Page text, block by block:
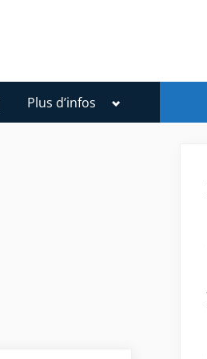
Plus d’infos Toggle
menu